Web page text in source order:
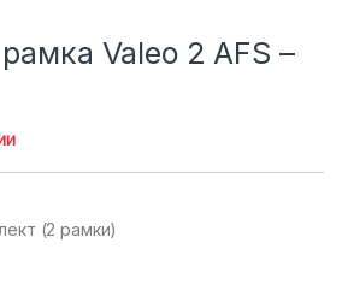
Valeo 2 AFS –
(2 рамки)